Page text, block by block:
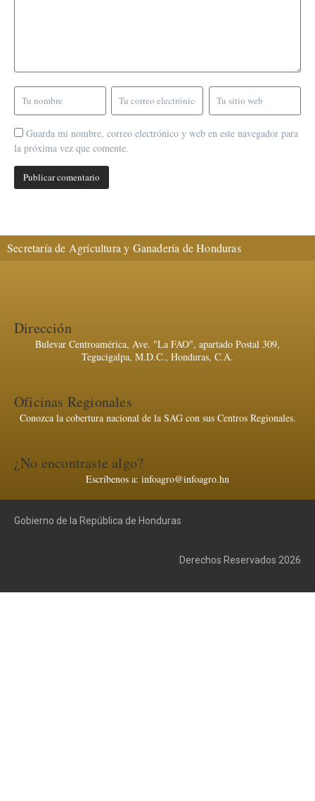
Guarda mi nombre, correo electrónico y web en este navegador para
la próxima vez que comente.
Secretaría de Agrícultura y Ganadería de Honduras
Dirección
Bulevar Centroamérica, Ave. "La FAO", apartado Postal 309,
Tegucigalpa, M.D.C., Honduras, C.A.
Oficinas Regionales
Conozca la cobertura nacional de la SAG con sus Centros Regionales.
¿No encontraste algo?
Escríbenos a: infoagro@infoagro.hn
Gobierno de la República de Honduras
Derechos Reservados 2026